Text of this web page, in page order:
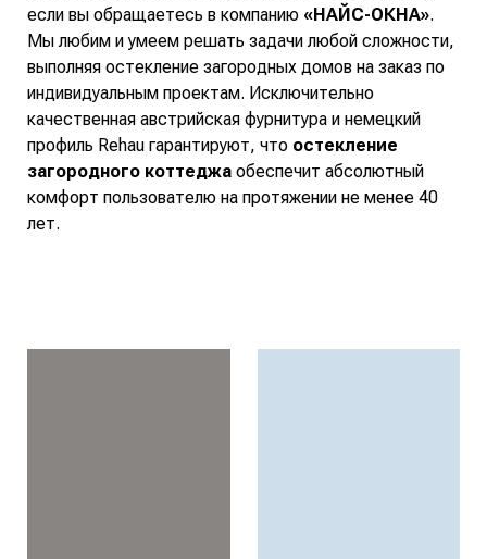
если вы обращаетесь в компанию «НАЙС-ОКНА».
Мы любим и умеем решать задачи любой сложности,
выполняя остекление загородных домов на заказ по
индивидуальным проектам. Исключительно
качественная австрийская фурнитура и немецкий
профиль Rehau гарантируют, что остекление
загородного коттеджа обеспечит абсолютный
комфорт пользователю на протяжении не менее 40
лет.